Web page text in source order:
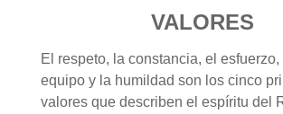
VALORES
El respeto, la constancia, el
equipo y la humildad son los cinco
valores que describen el espíritu del